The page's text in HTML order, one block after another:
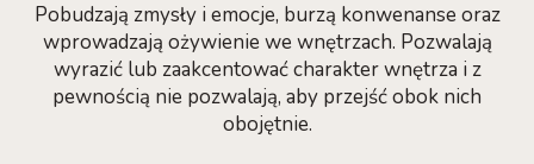
Pobudzają zmysły i emocje, burzą konwenanse oraz
wprowadzają ożywienie we wnętrzach. Pozwalają
wyrazić lub zaakcentować charakter wnętrza i z
pewnością nie pozwalają, aby przejść obok nich
obojętnie.